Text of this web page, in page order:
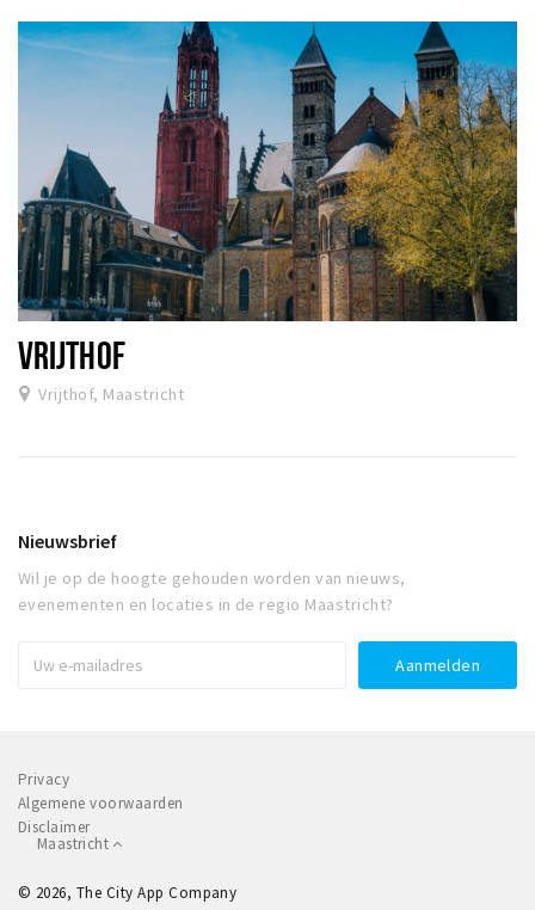
VRIJTHOF
Vrijthof, Maastricht
Nieuwsbrief
Wil je op de hoogte gehouden worden van nieuws,
evenementen en locaties in de regio Maastricht?
Privacy
Algemene voorwaarden
Disclaimer
Maastricht
© 2026, The City App Company